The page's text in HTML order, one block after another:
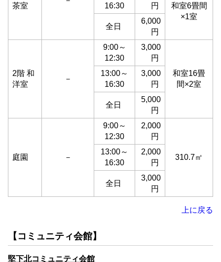
茶室
和室6畳間
×1室
16:30 円
全日
6,000
円
2階 和
洋室
－
9:00～
12:30
3,000
円
和室16畳
間×2室
13:00～
16:30
3,000
円
全日
5,000
円
庭園 －
9:00～
12:30
2,000
円
310.7㎡
13:00～
16:30
2,000
円
全日
3,000
円
上に戻る
【コミュニティ会館】
堅下北コミュニティ会館